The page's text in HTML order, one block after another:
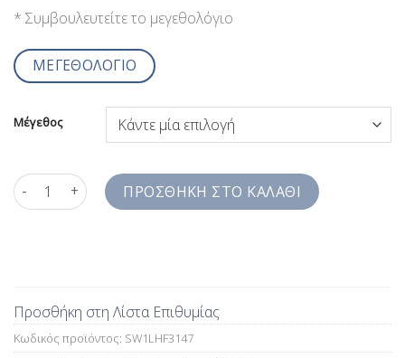
* Συμβουλευτείτε το μεγεθολόγιο
ΜΕΓΕΘΟΛΟΓΙΟ
Μέγεθος
Slim Fit Ανδρικά Πουκάμισα Εμπριμέ Imirex Soft Collar
ΠΡΟΣΘΉΚΗ ΣΤΟ ΚΑΛΆΘΙ
Προσθήκη στη Λίστα Επιθυμίας
Κωδικός προϊόντος: SW1LHF3147